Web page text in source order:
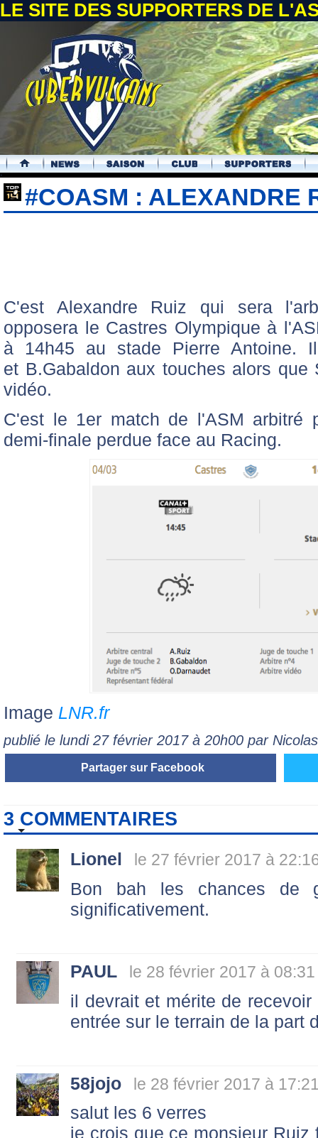
LE SITE DES SUPPORTERS DE
.
#COASM : ALEXANDRE
C'est Alexandre Ruiz qui sera
opposera le Castres Olympique à
à 14h45 au stade Pierre Antoine.
et B.Gabaldon aux touches alors
vidéo.
C'est le 1er match de l'ASM arbitré
demi-finale perdue face au Racing.
Image LNR.fr
publié le lundi 27 février 2017 à 20h00 par
Partager sur Facebook
3 COMMENTAIRES
Lionel le 27 février 2017 à
Bon bah les chances de
significativement.
PAUL le 28 février 2017 à 08:31
il devrait et mérite de
entrée sur le terrain de la part
58jojo le 28 février 2017 à
salut les 6 verres
je crois que ce monsieur